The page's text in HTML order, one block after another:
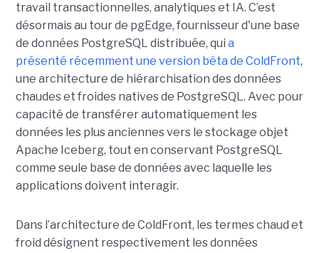
travail transactionnelles, analytiques et IA. C’est
désormais au tour de pgEdge, fournisseur d'une base
de données PostgreSQL distribuée, qui a
présenté récemment une version bêta de ColdFront,
une architecture de hiérarchisation des données
chaudes et froides natives de PostgreSQL. Avec pour
capacité de transférer automatiquement les
données les plus anciennes vers le stockage objet
Apache Iceberg, tout en conservant PostgreSQL
comme seule base de données avec laquelle les
applications doivent interagir.
Dans l’architecture de ColdFront, les termes chaud et
froid désignent respectivement les données